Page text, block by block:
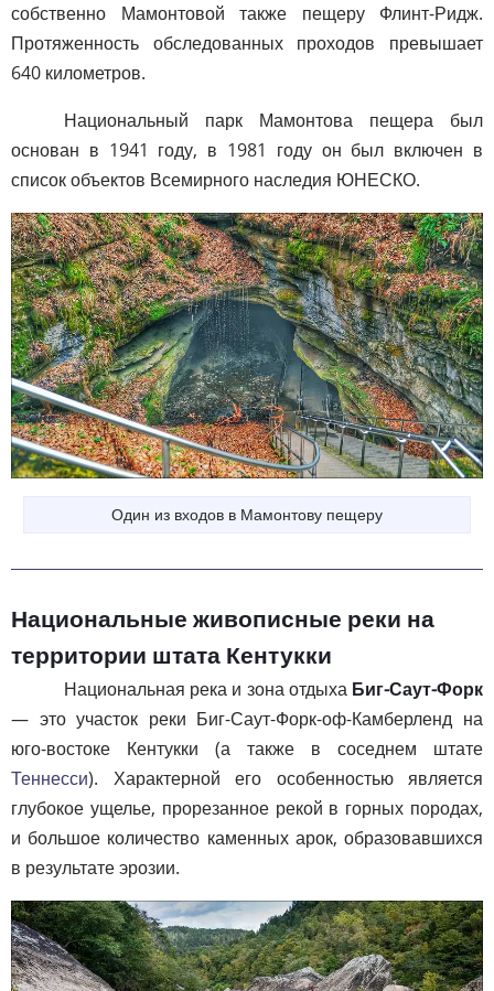
собственно Мамонтовой также пещеру Флинт-Ридж.
Протяженность обследованных проходов превышает
640 километров.
Национальный парк Мамонтова пещера был
основан в 1941 году, в 1981 году он был включен в
список объектов Всемирного наследия ЮНЕСКО.
Один из входов в Мамонтову пещеру
Национальные живописные реки на
территории штата Кентукки
Национальная река и зона отдыха Биг-Саут-Форк
— это участок реки Биг-Саут-Форк-оф-Камберленд на
юго-востоке Кентукки (а также в соседнем штате
Теннесси). Характерной его особенностью является
глубокое ущелье, прорезанное рекой в горных породах,
и большое количество каменных арок, образовавшихся
в результате эрозии.